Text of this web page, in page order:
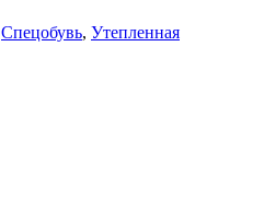
Спецобувь, Утепленная